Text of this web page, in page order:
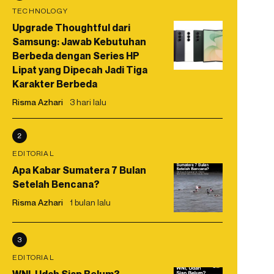
TECHNOLOGY
Upgrade Thoughtful dari
Samsung: Jawab Kebutuhan
Berbeda dengan Series HP
Lipat yang Dipecah Jadi Tiga
Karakter Berbeda
Risma Azhari 3 hari lalu
2
EDITORIAL
Apa Kabar Sumatera 7 Bulan
Setelah Bencana?
Risma Azhari 1 bulan lalu
3
EDITORIAL